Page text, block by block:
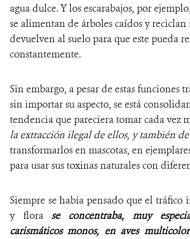
agua dulce. Y los escarabajos, por
se alimentan de árboles caídos y
devuelven al suelo para que este pueda
constantemente.
Sin embargo, a pesar de estas funciones
sin importar su aspecto, se está
tendencia que pareciera tomar cada vez
la extracción ilegal de ellos, y también
transformarlos en mascotas, en
para usar sus toxinas naturales con
Siempre se había pensado que el tráfico
y flora se concentraba, muy
carismáticos monos, en aves